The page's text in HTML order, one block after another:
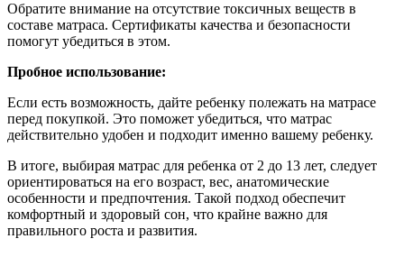
Обратите внимание на отсутствие токсичных веществ в
составе матраса. Сертификаты качества и безопасности
помогут убедиться в этом.
Пробное использование:
Если есть возможность, дайте ребенку полежать на матрасе
перед покупкой. Это поможет убедиться, что матрас
действительно удобен и подходит именно вашему ребенку.
В итоге, выбирая матрас для ребенка от 2 до 13 лет, следует
ориентироваться на его возраст, вес, анатомические
особенности и предпочтения. Такой подход обеспечит
комфортный и здоровый сон, что крайне важно для
правильного роста и развития.